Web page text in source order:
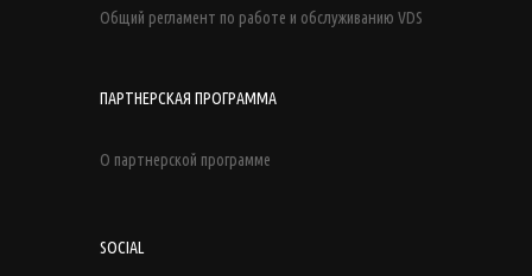
Общий регламент по работе и обслуживанию VDS
ПАРТНЕРСКАЯ ПРОГРАММА
О партнерской программе
SOCIAL